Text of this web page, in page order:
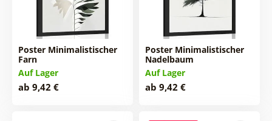
Poster Minimalistischer
Farn
Auf Lager
ab 9,42 €
Poster Minimalistischer
Nadelbaum
Auf Lager
ab 9,42 €